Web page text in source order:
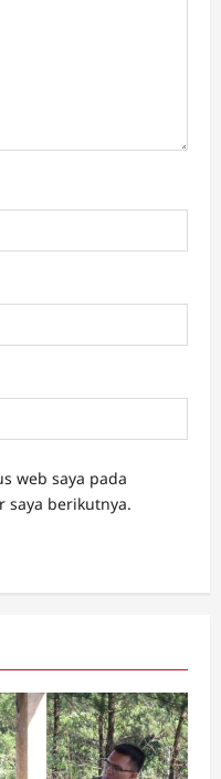
web saya pada
saya berikutnya.